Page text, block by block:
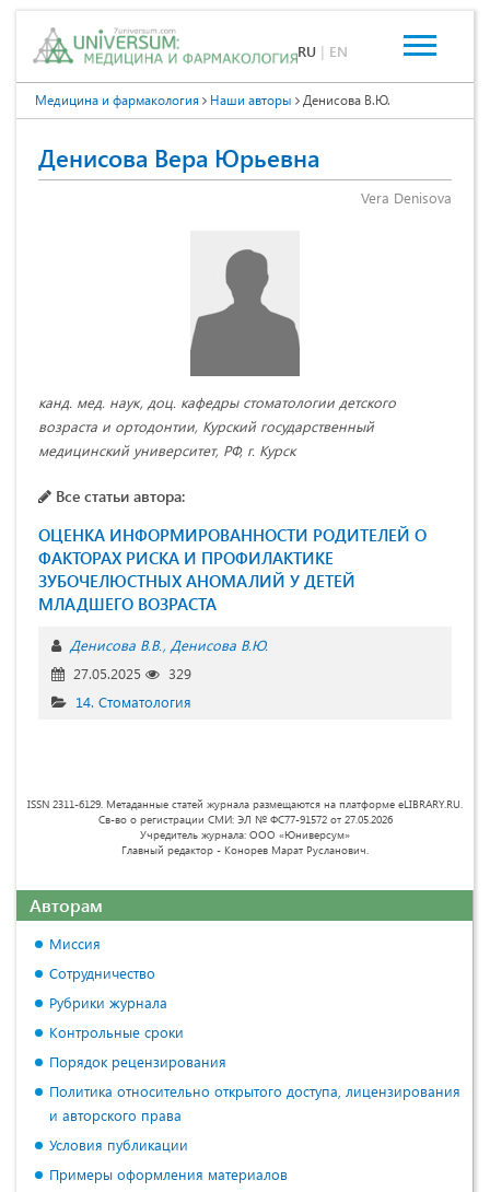
RU | EN
Медицина и фармакология Наши авторы Денисова В.Ю.
Денисова Вера Юрьевна
Vera Denisova
канд. мед. наук, доц. кафедры стоматологии детского
возраста и ортодонтии, Курский государственный
медицинский университет, РФ, г. Курск
Все статьи автора:
ОЦЕНКА ИНФОРМИРОВАННОСТИ РОДИТЕЛЕЙ О
ФАКТОРАХ РИСКА И ПРОФИЛАКТИКЕ
ЗУБОЧЕЛЮСТНЫХ АНОМАЛИЙ У ДЕТЕЙ
МЛАДШЕГО ВОЗРАСТА
Денисова В.В. Денисова В.Ю.
27.05.2025
329
14. Стоматология
ISSN 2311-6129. Метаданные статей журнала размещаются на платформе eLIBRARY.RU.
Св-во о регистрации СМИ: ЭЛ № ФС77-91572 от 27.05.2026
Учредитель журнала: ООО «Юниверсум»
Главный редактор - Конорев Марат Русланович.
Авторам
Миссия
Сотрудничество
Рубрики журнала
Контрольные сроки
Порядок рецензирования
Политика относительно открытого доступа, лицензирования
и авторского права
Условия публикации
Примеры оформления материалов